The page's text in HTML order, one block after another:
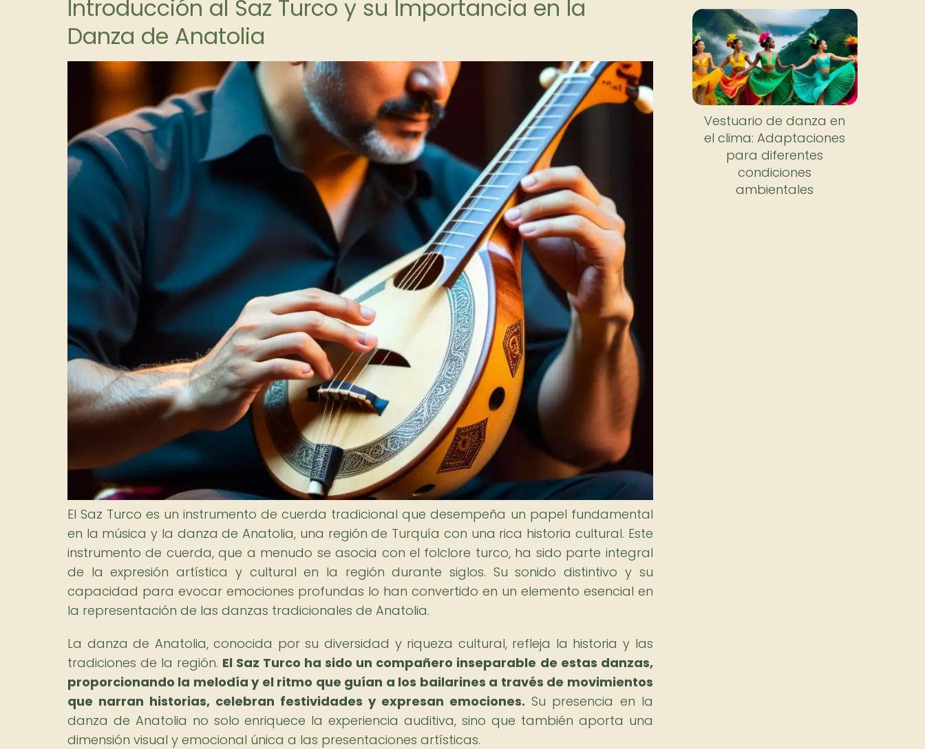
Introducción al Saz Turco y su Importancia en la
Danza de Anatolia
El Saz Turco es un instrumento de cuerda tradicional que desempeña un papel fundamental
en la música y la danza de Anatolia, una región de Turquía con una rica historia cultural. Este
instrumento de cuerda, que a menudo se asocia con el folclore turco, ha sido parte integral
de la expresión artística y cultural en la región durante siglos. Su sonido distintivo y su
capacidad para evocar emociones profundas lo han convertido en un elemento esencial en
la representación de las danzas tradicionales de Anatolia.
La danza de Anatolia, conocida por su diversidad y riqueza cultural, refleja la historia y las
tradiciones de la región. El Saz Turco ha sido un compañero inseparable de estas danzas,
proporcionando la melodía y el ritmo que guían a los bailarines a través de movimientos
que narran historias, celebran festividades y expresan emociones. Su presencia en la
danza de Anatolia no solo enriquece la experiencia auditiva, sino que también aporta una
dimensión visual y emocional única a las presentaciones artísticas.
Vestuario de danza en
el clima: Adaptaciones
para diferentes
condiciones
ambientales